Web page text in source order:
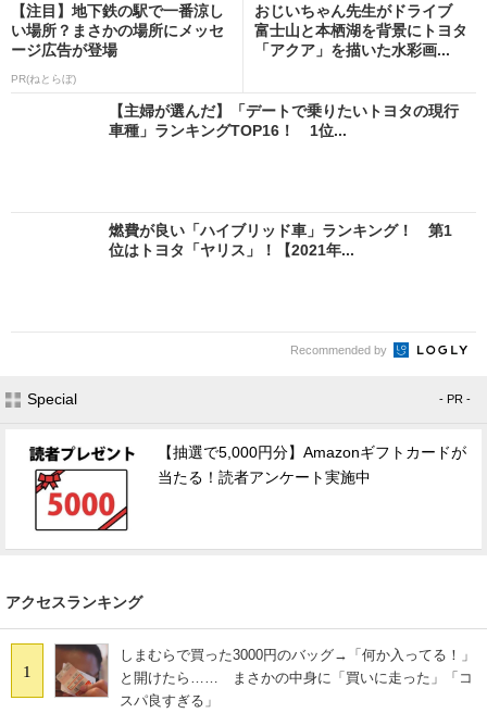
【注目】地下鉄の駅で一番涼し
い場所？まさかの場所にメッセ
ージ広告が登場
PR(ねとらぼ)
おじいちゃん先生がドライブ
富士山と本栖湖を背景にトヨタ
「アクア」を描いた水彩画...
【主婦が選んだ】「デートで乗りたいトヨタの現行
車種」ランキングTOP16！ 1位...
燃費が良い「ハイブリッド車」ランキング！ 第1
位はトヨタ「ヤリス」！【2021年...
Recommended by
Special - PR -
【抽選で5,000円分】Amazonギフトカードが
当たる！読者アンケート実施中
アクセスランキング
1
しまむらで買った3000円のバッグ→「何か入ってる！」
と開けたら…… まさかの中身に「買いに走った」「コ
スパ良すぎる」